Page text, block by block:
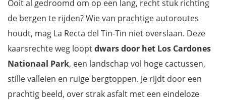
Ooit al gedroomd om op een lang, recht stuk richting
de bergen te rijden? Wie van prachtige autoroutes
houdt, mag La Recta del Tin-Tin niet overslaan. Deze
kaarsrechte weg looptdwars door het Los Cardones
Nationaal Park, een landschap vol hoge cactussen,
stille valleien en ruige bergtoppen. Je rijdt door een
prachtig beeld, over strak asfalt met een eindeloze